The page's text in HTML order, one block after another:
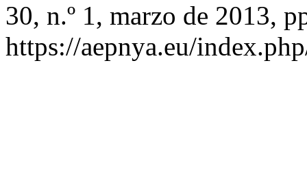
30, n.º 1, marzo de 2013,
https://aepnya.eu/